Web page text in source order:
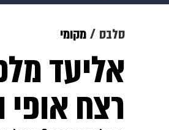
דיגיטל
סלבס מקומי
אליעד
רצח